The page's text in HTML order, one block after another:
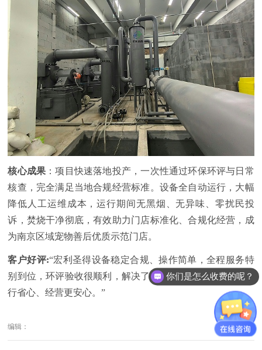
核心成果 ：项目快速落地投产，一次性通过环保环评与日常
核查，完全满足当地合规经营标准。设备全自动运行，大幅
降低人工运维成本，运行期间无黑烟、无异味、零扰民投
诉，焚烧干净彻底，有效助力门店标准化、合规化经营，成
为南京区域宠物善后优质示范门店。
客户好评:“宏利圣得设备稳定合规、操作简单，全程服务特
别到位，环评验收很顺利，解决了我们开店最大的顾虑，运
行省心、经营更安心。”
编辑：
你们是怎么收费的呢？